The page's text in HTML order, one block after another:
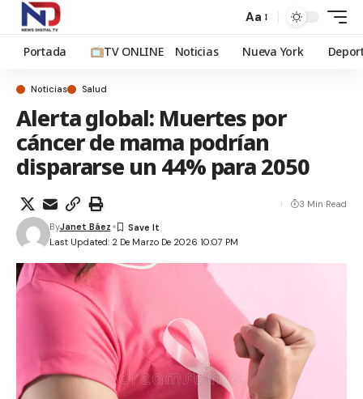
Aa
Portada TV ONLINE Noticias Nueva York
Noticias Salud
Alerta global: Muertes por
cáncer de mama podrían
dispararse un 44% para 2050
Last Updated: 2 De Marzo De 2026 10:07 PM
ByJanet Báez
3 Min Read